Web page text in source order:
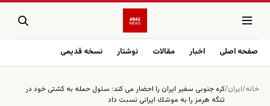
صفحه اصلی اخبار مقالات نوشتار نسخه قدیمی
خانه/ایران/كره جنوبى سفير ايران را احضار مى كند؛ سئول حمله به كشتى خود در
تنگه هرمز را به موشك ايرانى نسبت داد